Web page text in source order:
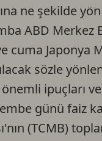
ne şekilde
ABD Merkez
cuma Japonya
sözle
önemli ipuçları
günü faiz
(TCMB)